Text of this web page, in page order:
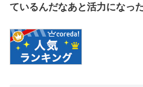
ているんだなあと活力になっ